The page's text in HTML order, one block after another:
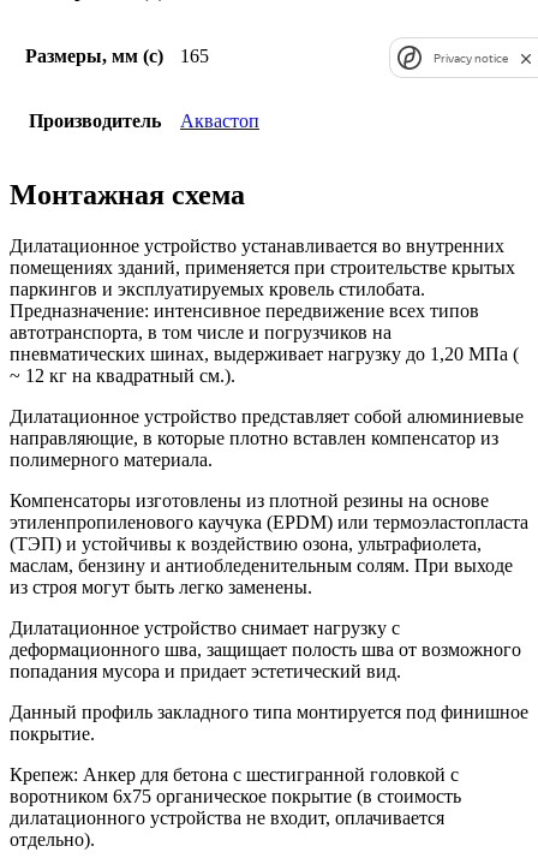
Размеры, мм (c) 165
Производитель Аквастоп
Монтажная схема
Дилатационное устройство устанавливается во внутренних
помещениях зданий, применяется при строительстве крытых
паркингов и эксплуатируемых кровель стилобата.
Предназначение: интенсивное передвижение всех типов
автотранспорта, в том числе и погрузчиков на
пневматических шинах, выдерживает нагрузку до 1,20 МПа (
~ 12 кг на квадратный см.).
Дилатационное устройство представляет собой алюминиевые
направляющие, в которые плотно вставлен компенсатор из
полимерного материала.
Компенсаторы изготовлены из плотной резины на основе
этиленпропиленового каучука (EPDM) или термоэластопласта
(ТЭП) и устойчивы к воздействию озона, ультрафиолета,
маслам, бензину и антиобледенительным солям. При выходе
из строя могут быть легко заменены.
Дилатационное устройство снимает нагрузку с
деформационного шва, защищает полость шва от возможного
попадания мусора и придает эстетический вид.
Данный профиль закладного типа монтируется под финишное
покрытие.
Крепеж: Анкер для бетона с шестигранной головкой с
воротником 6х75 органическое покрытие (в стоимость
дилатационного устройства не входит, оплачивается
отдельно).
Privacy notice